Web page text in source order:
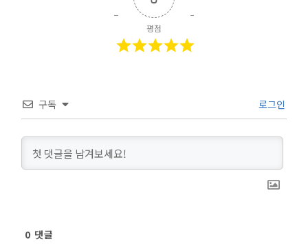
평점
구독 로그인
0 댓글